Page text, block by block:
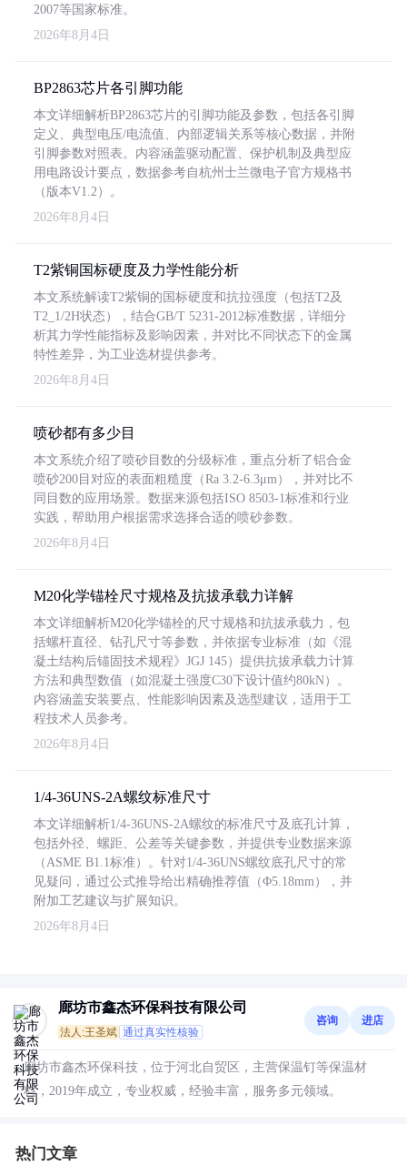
2007等国家标准。
2026年8月4日
BP2863芯片各引脚功能
本文详细解析BP2863芯片的引脚功能及参数，包括各引脚
定义、典型电压/电流值、内部逻辑关系等核心数据，并附
引脚参数对照表。内容涵盖驱动配置、保护机制及典型应
用电路设计要点，数据参考自杭州士兰微电子官方规格书
（版本V1.2）。
2026年8月4日
T2紫铜国标硬度及力学性能分析
本文系统解读T2紫铜的国标硬度和抗拉强度（包括T2及
T2_1/2H状态），结合GB/T 5231-2012标准数据，详细分
析其力学性能指标及影响因素，并对比不同状态下的金属
特性差异，为工业选材提供参考。
2026年8月4日
喷砂都有多少目
本文系统介绍了喷砂目数的分级标准，重点分析了铝合金
喷砂200目对应的表面粗糙度（Ra 3.2-6.3μm），并对比不
同目数的应用场景。数据来源包括ISO 8503-1标准和行业
实践，帮助用户根据需求选择合适的喷砂参数。
2026年8月4日
M20化学锚栓尺寸规格及抗拔承载力详解
本文详细解析M20化学锚栓的尺寸规格和抗拔承载力，包
括螺杆直径、钻孔尺寸等参数，并依据专业标准（如《混
凝土结构后锚固技术规程》JGJ 145）提供抗拔承载力计算
方法和典型数值（如混凝土强度C30下设计值约80kN）。
内容涵盖安装要点、性能影响因素及选型建议，适用于工
程技术人员参考。
2026年8月4日
1/4-36UNS-2A螺纹标准尺寸
本文详细解析1/4-36UNS-2A螺纹的标准尺寸及底孔计算，
包括外径、螺距、公差等关键参数，并提供专业数据来源
（ASME B1.1标准）。针对1/4-36UNS螺纹底孔尺寸的常
见疑问，通过公式推导给出精确推荐值（Φ5.18mm），并
附加工艺建议与扩展知识。
2026年8月4日
廊坊市鑫杰环保科技有限公司
法人:王圣斌 通过真实性核验
咨询 进店
廊坊市鑫杰环保科技，位于河北自贸区，主营保温钉等保温材
料，2019年成立，专业权威，经验丰富，服务多元领域。
热门文章